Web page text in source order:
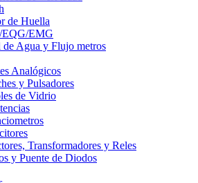
de Huella
EMG
Agua y Flujo metros
Analógicos
y Pulsadores
de Vidrio
Transformadores y Reles
y Puente de Diodos